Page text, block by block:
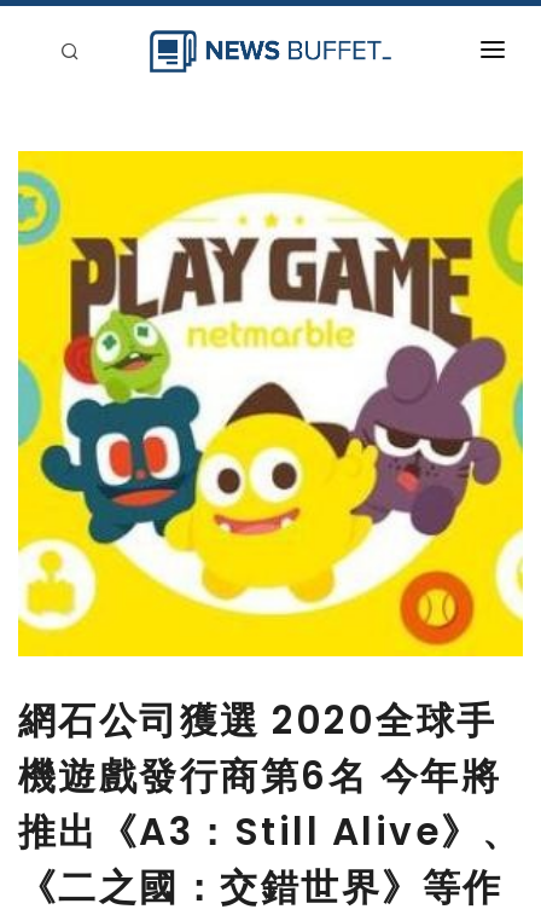
新聞稿分類
刊登
​網石公司獲選 2020全球手
機遊戲發行商第6名 今年將
推出《A3：Still Alive》、
《二之國：交錯世界》等作